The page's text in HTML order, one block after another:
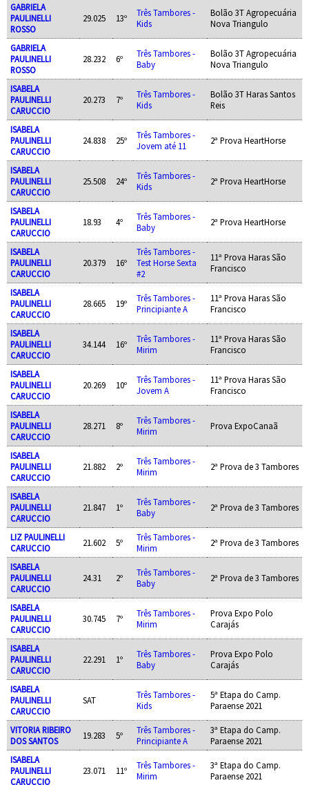
GABRIELA
PAULINELLI
ROSSO
29.025 13º
Três Tambores -
Kids
Bolão 3T Agropecuária
Nova Triangulo
GABRIELA
PAULINELLI
ROSSO
28.232 6º
Três Tambores -
Baby
Bolão 3T Agropecuária
Nova Triangulo
ISABELA
PAULINELLI
CARUCCIO
20.273 7º
Três Tambores -
Kids
Bolão 3T Haras Santos
Reis
ISABELA
PAULINELLI
CARUCCIO
24.838 25º
Três Tambores -
Jovem até 11
2ª Prova HeartHorse
ISABELA
PAULINELLI
CARUCCIO
25.508 24º
Três Tambores -
Kids
2ª Prova HeartHorse
ISABELA
PAULINELLI
CARUCCIO
18.93 4º
Três Tambores -
Baby
2ª Prova HeartHorse
ISABELA
PAULINELLI
CARUCCIO
20.379 16º
Três Tambores -
Test Horse Sexta
#2
11ª Prova Haras São
Francisco
ISABELA
PAULINELLI
CARUCCIO
28.665 19º
Três Tambores -
Principiante A
11ª Prova Haras São
Francisco
ISABELA
PAULINELLI
CARUCCIO
34.144 16º
Três Tambores -
Mirim
11ª Prova Haras São
Francisco
ISABELA
PAULINELLI
CARUCCIO
20.269 10º
Três Tambores -
Jovem A
11ª Prova Haras São
Francisco
ISABELA
PAULINELLI
CARUCCIO
28.271 8º
Três Tambores -
Mirim
Prova ExpoCanaã
ISABELA
PAULINELLI
CARUCCIO
21.882 2º
Três Tambores -
Mirim
2ª Prova de 3 Tambores
ISABELA
PAULINELLI
CARUCCIO
21.847 1º
Três Tambores -
Baby
2ª Prova de 3 Tambores
LIZ PAULINELLI
CARUCCIO
21.602 5º
Três Tambores -
Mirim
2ª Prova de 3 Tambores
ISABELA
PAULINELLI
CARUCCIO
24.31 2º
Três Tambores -
Baby
2ª Prova de 3 Tambores
ISABELA
PAULINELLI
CARUCCIO
30.745 7º
Três Tambores -
Mirim
Prova Expo Polo
Carajás
ISABELA
PAULINELLI
CARUCCIO
22.291 1º
Três Tambores -
Baby
Prova Expo Polo
Carajás
ISABELA
PAULINELLI
CARUCCIO
SAT
Três Tambores -
Kids
5ª Etapa do Camp.
Paraense 2021
VITORIA RIBEIRO
DOS SANTOS
19.283 5º
Três Tambores -
Principiante A
3ª Etapa do Camp.
Paraense 2021
ISABELA
PAULINELLI
CARUCCIO
23.071 11º
Três Tambores -
Mirim
3ª Etapa do Camp.
Paraense 2021